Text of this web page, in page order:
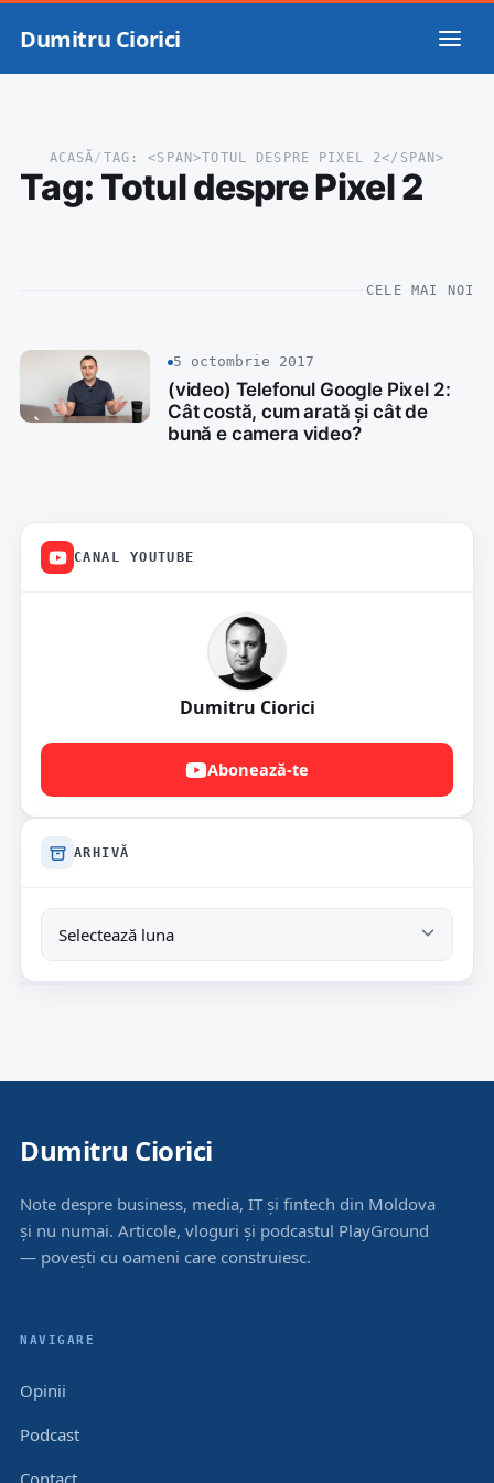
Dumitru Ciorici
ACASĂ/ TAG: <SPAN>TOTUL DESPRE PIXEL 2</SPAN>
Tag: Totul despre Pixel 2
CELE MAI NOI
5 octombrie 2017
(video) Telefonul Google Pixel 2:
Cât costă, cum arată și cât de
bună e camera video?
CANAL YOUTUBE
Dumitru Ciorici
Abonează-te
ARHIVĂ
Dumitru Ciorici
Note despre business, media, IT și fintech din Moldova
și nu numai. Articole, vloguri și podcastul PlayGround
— povești cu oameni care construiesc.
NAVIGARE
Opinii
Podcast
Contact